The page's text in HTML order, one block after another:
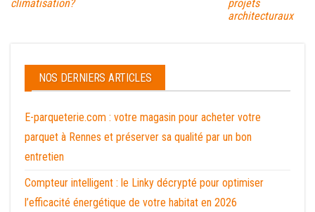
climatisation?
projets
architecturaux
NOS DERNIERS ARTICLES
E-parqueterie.com : votre magasin pour acheter votre
parquet à Rennes et préserver sa qualité par un bon
entretien
Compteur intelligent : le Linky décrypté pour optimiser
l’efficacité énergétique de votre habitat en 2026